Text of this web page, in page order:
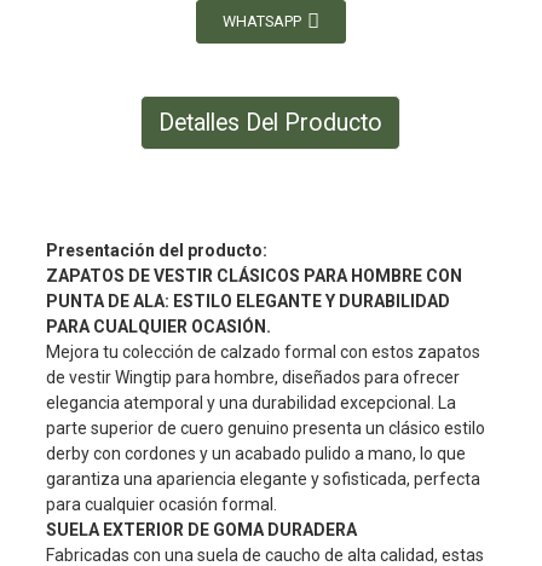
WHATSAPP
Detalles Del Producto
Presentación del producto:
ZAPATOS DE VESTIR CLÁSICOS PARA HOMBRE CON
PUNTA DE ALA: ESTILO ELEGANTE Y DURABILIDAD
PARA CUALQUIER OCASIÓN.
Mejora tu colección de calzado formal con estos zapatos
de vestir Wingtip para hombre, diseñados para ofrecer
elegancia atemporal y una durabilidad excepcional. La
parte superior de cuero genuino presenta un clásico estilo
derby con cordones y un acabado pulido a mano, lo que
garantiza una apariencia elegante y sofisticada, perfecta
para cualquier ocasión formal.
SUELA EXTERIOR DE GOMA DURADERA
Fabricadas con una suela de caucho de alta calidad, estas